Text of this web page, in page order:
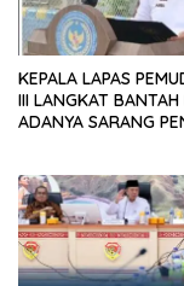
KEPALA LAPAS
III LANGKAT BANTAH
ADANYA SARANG
PENJUALAN EMAS